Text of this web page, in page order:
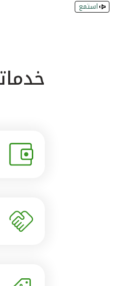
استمع